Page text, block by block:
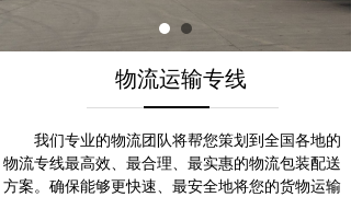
物流运输专线
我们专业的物流团队将帮您策划到全国各地的
物流专线最高效、最合理、最实惠的物流包装配送
方案。确保能够更快速、最安全地将您的货物运输